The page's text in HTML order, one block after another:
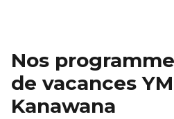
Nos
de vacances
Kanawana